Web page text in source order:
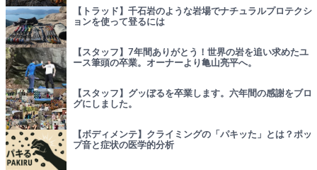
【トラッド】千石岩のような岩場でナチュラルプロテクシ
ョンを使って登るには
【スタッフ】7年間ありがとう！世界の岩を追い求めたユ
ース筆頭の卒業。オーナーより亀山亮平へ。
【スタッフ】グッぼるを卒業します。六年間の感謝をブロ
グにしました。
【ボディメンテ】クライミングの「パキッた」とは？ポッ
プ音と症状の医学的分析